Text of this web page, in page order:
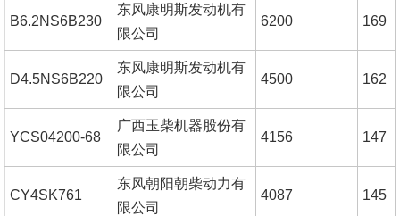
B6.2NS6B230
东风康明斯发动机有
限公司
6200 169
D4.5NS6B220
东风康明斯发动机有
限公司
4500 162
YCS04200-68
广西玉柴机器股份有
限公司
4156 147
CY4SK761
东风朝阳朝柴动力有
限公司
4087 145